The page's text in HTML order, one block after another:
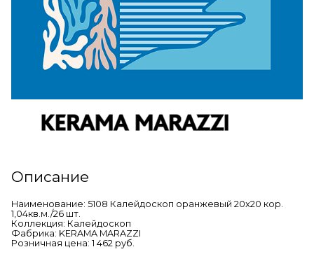
Описание
Наименование: 5108 Калейдоскоп оранжевый 20x20 кор.
1,04кв.м./26 шт.
Коллекция: Калейдоскоп
Фабрика: KERAMA MARAZZI
Розничная цена: 1 462 руб.